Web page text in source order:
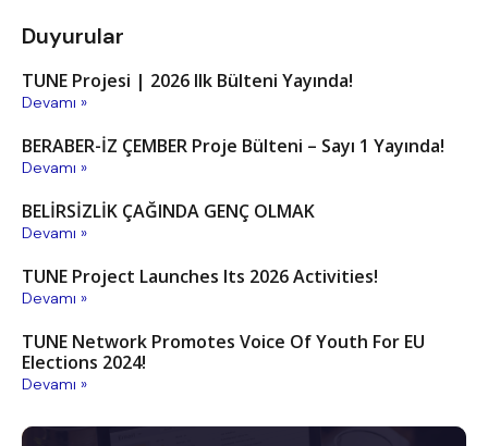
Duyurular
TUNE Projesi | 2026 Ilk Bülteni Yayında!
Devamı »
BERABER-İZ ÇEMBER Proje Bülteni – Sayı 1 Yayında!
Devamı »
BELİRSİZLİK ÇAĞINDA GENÇ OLMAK
Devamı »
TUNE Project Launches Its 2026 Activities!
Devamı »
TUNE Network Promotes Voice Of Youth For EU
Elections 2024!
Devamı »